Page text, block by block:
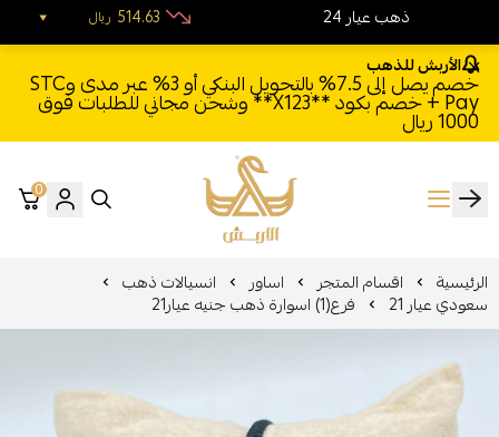
الأربش للذهب
خصم يصل إلى 7.5% بالتحويل البنكي أو 3% عبر مدى وSTC
Pay + خصم بكود **X123** وشحن مجاني للطلبات فوق
1000 ريال
الأربش للذهب
0
الرئيسية اقسام المتجر اساور انسيالات ذهب
سعودي عيار 21 فرع(1) اسوارة ذهب جنيه عيار21
24 ذهب عيار ريال 514.63